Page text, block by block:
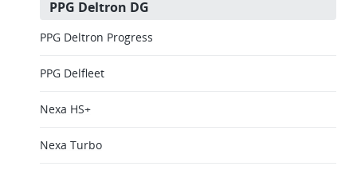
PPG Deltron DG
PPG Deltron Progress
PPG Delfleet
Nexa HS+
Nexa Turbo